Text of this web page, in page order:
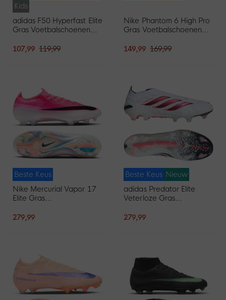
Kids
adidas F50 Hyperfast Elite
Gras Voetbalschoenen
107,99 119,99
Nike Phantom 6 High Pro
Gras Voetbalschoenen
149,99 169,99
Beste Keus
Nike Mercurial Vapor 17
Elite Gras
Felroze Wit Zwart
279,99
Beste Keus Nieuw
adidas Predator Elite
Veterloze Gras
Wit Zwart Roze
279,99